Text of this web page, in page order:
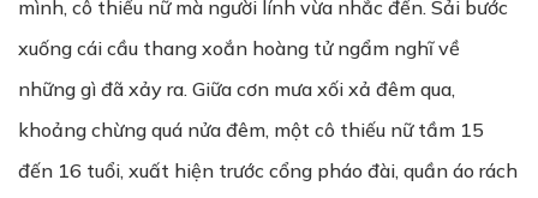
mình, cô thiếu nữ mà người lính vừa nhắc đến. Sải bước
xuống cái cầu thang xoắn hoàng tử ngẩm nghĩ về
những gì đã xảy ra. Giữa cơn mưa xối xả đêm qua,
khoảng chừng quá nửa đêm, một cô thiếu nữ tầm 15
đến 16 tuổi, xuất hiện trước cổng pháo đài, quần áo rách